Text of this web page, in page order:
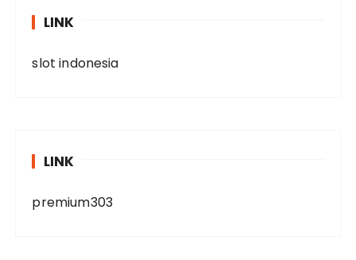
LINK
slot indonesia
LINK
premium303